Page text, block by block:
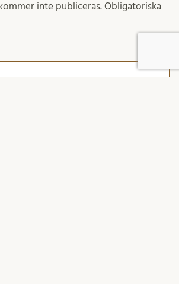
inte publiceras. Obligatoriska